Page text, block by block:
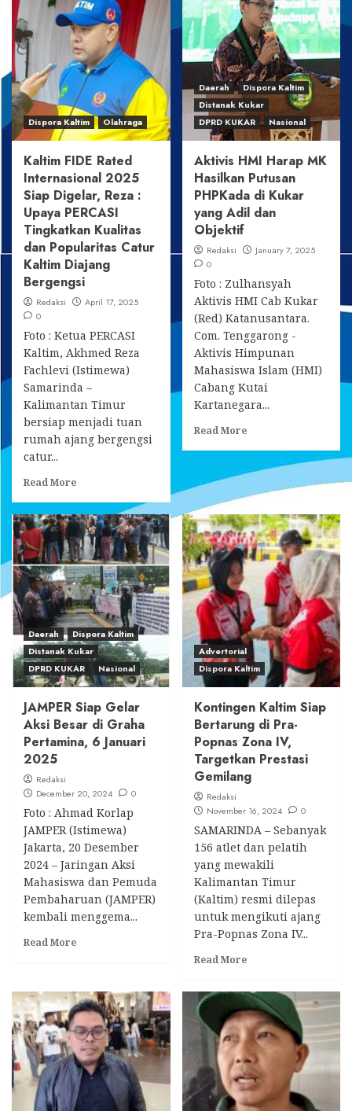
Kembali
Bersatu
di
Bawah
Kepemimpinan
Rian
Tri
Saputra
Dicabut,
KNPI
Kukar
Solid
Dibawah
Komando
Bung
Rian
Dispora Kaltim Olahraga
Kaltim FIDE Rated
Internasional 2025
Siap Digelar, Reza :
Upaya PERCASI
Tingkatkan Kualitas
dan Popularitas Catur
Kaltim Diajang
Bergengsi
Redaksi
April 17, 2025
0
Foto : Ketua PERCASI
Kaltim, Akhmed Reza
Fachlevi (Istimewa)
Samarinda –
Kalimantan Timur
bersiap menjadi tuan
rumah ajang bergengsi
catur...
Read MoreRead
Kaltim
FIDE
Rated
Internasional
2025
Siap
Digelar,
Reza
:
Upaya
PERCASI
Tingkatkan
Kualitas
Catur
Bergengsi
Daerah
Dispora Kaltim
Distanak Kukar
DPRD KUKAR
Nasional
Aktivis HMI Harap MK
Hasilkan Putusan
PHPKada di Kukar
yang Adil dan
Objektif
Redaksi
January 7, 2025
0
Foto : Zulhansyah
Aktivis HMI Cab Kukar
(Red) Katanusantara.
Com. Tenggarong -
Aktivis Himpunan
Mahasiswa Islam (HMI)
Cabang Kutai
Kartanegara...
Read MoreRead
Aktivis
MK
Hasilkan
Putusan
PHPKada
di
Kukar
yang
Adil
dan
Objektif
Daerah
Dispora Kaltim
Distanak Kukar
DPRD KUKAR
Nasional
JAMPER Siap Gelar
Aksi Besar di Graha
Pertamina, 6 Januari
2025
Redaksi
December 20, 2024
0
Foto : Ahmad Korlap
JAMPER (Istimewa)
Jakarta, 20 Desember
2024 – Jaringan Aksi
Mahasiswa dan Pemuda
Pembaharuan (JAMPER)
kembali menggema...
Read MoreRead
Siap
Gelar
Aksi
Besar
di
Graha
Pertamina,
6
Advertorial
Dispora Kaltim
Kontingen Kaltim Siap
Bertarung di Pra-
Popnas Zona IV,
Targetkan Prestasi
Gemilang
Redaksi
November 16, 2024
0
SAMARINDA – Sebanyak
156 atlet dan pelatih
yang mewakili
Kalimantan Timur
(Kaltim) resmi dilepas
untuk mengikuti ajang
Pra-Popnas Zona IV...
Read MoreRead
Kontingen
Kaltim
Siap
Bertarung
di
Pra-
Popnas
Zona